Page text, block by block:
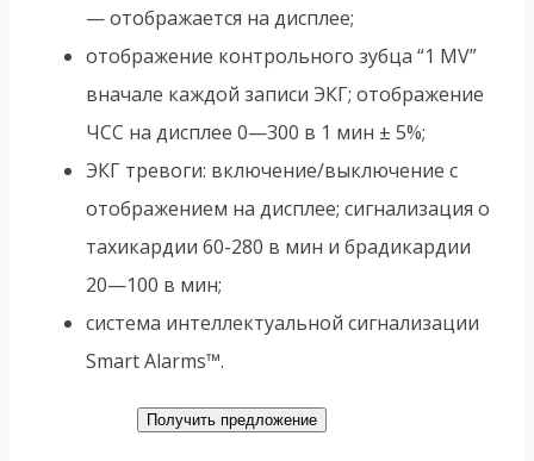
— отображается на дисплее;
отображение контрольного зубца “1 MV”
вначале каждой записи ЭКГ; отображение
ЧСС на дисплее 0—300 в 1 мин ± 5%;
ЭКГ тревоги: включение/выключение с
отображением на дисплее; сигнализация о
тахикардии 60-280 в мин и брадикардии
20—100 в мин;
система интеллектуальной сигнализации
Smart Alarms™.
Получить предложение